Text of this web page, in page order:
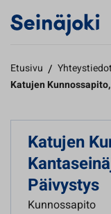
Etusivu / Yhteystiedot
Katujen
Katujen
Päivystys
Kunnossapito